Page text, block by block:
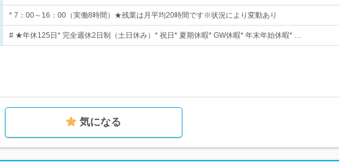
* 7：00～16：00（実働8時間）★残業は月平均20時間です※状況により変動あり
# ★年休125日* 完全週休2日制（土日休み）* 祝日* 夏期休暇* GW休暇* 年末年始休暇* …
気になる